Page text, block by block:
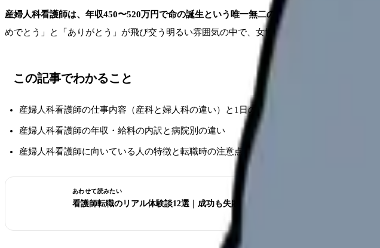
産婦人科看護師は、年収450〜520万円で命の誕生という唯一無二の瞬間に立ち会える診療科
めでとう」と「ありがとう」が飛び交う明るい雰囲気の中で、女性の人生に深く寄り添える仕
この記事でわかること
産婦人科看護師の仕事内容（産科と婦人科の違い）と1日の流れ
産婦人科看護師の年収・給料の内訳と病院別の違い
産婦人科看護師に向いている人の特徴と転職時の注意点
あわせて読みたい
看護師転職のリアル体験談12選｜成功も失敗も全部見せます